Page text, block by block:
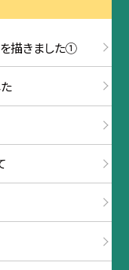
描きました①